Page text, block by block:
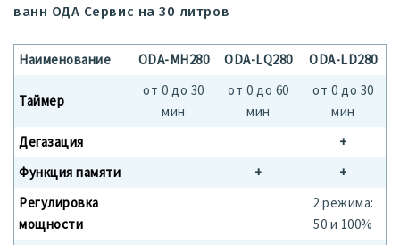
ванн ОДА Сервис на 30 литров
Наименование ODA-MH280 ODA-LQ280 ODA-LD280
Таймер
от 0 до 30
мин
от 0 до 60
мин
от 0 до 30
мин
Дегазация
+
Функция памяти
+
+
Регулировка
мощности
2 режима:
50 и 100%